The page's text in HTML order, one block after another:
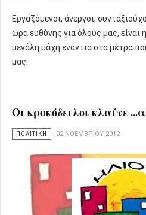
Εργαζόμενοι, άνεργοι,
ώρα ευθύνης για όλους μας,
μεγάλη μάχη ενάντια στα μέτρα
μας.
Οι κρoκόδειλοι κλαίνε
ΠΟΛΙΤΙΚΗ 02 ΝΟΕΜΒΡΊΟΥ 2012